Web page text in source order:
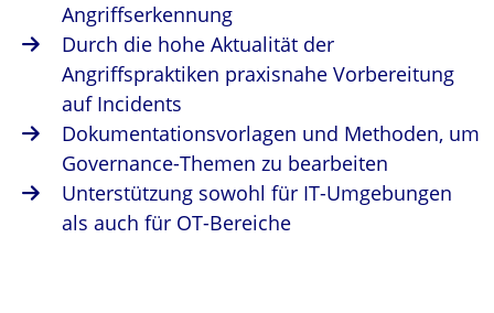
Angriffserkennung
Durch die hohe Aktualität der
Angriffspraktiken praxisnahe Vorbereitung
auf Incidents
Dokumentationsvorlagen und Methoden, um
Governance-Themen zu bearbeiten
Unterstützung sowohl für IT-Umgebungen
als auch für OT-Bereiche